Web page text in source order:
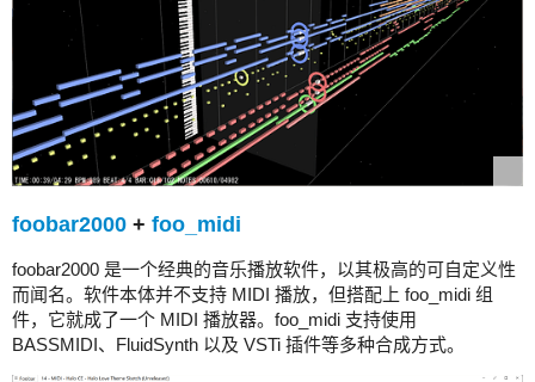
foobar2000 + foo_midi
foobar2000 是一个经典的音乐播放软件，以其极高的可自定义性
而闻名。软件本体并不支持 MIDI 播放，但搭配上 foo_midi 组
件，它就成了一个 MIDI 播放器。foo_midi 支持使用
BASSMIDI、FluidSynth 以及 VSTi 插件等多种合成方式。